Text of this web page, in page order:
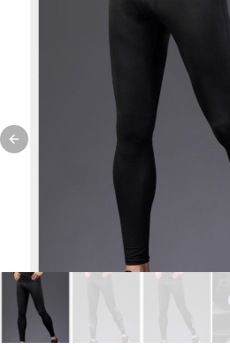
Previous slide